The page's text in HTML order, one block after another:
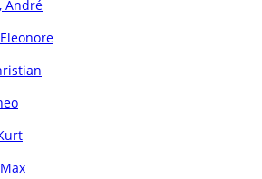
André